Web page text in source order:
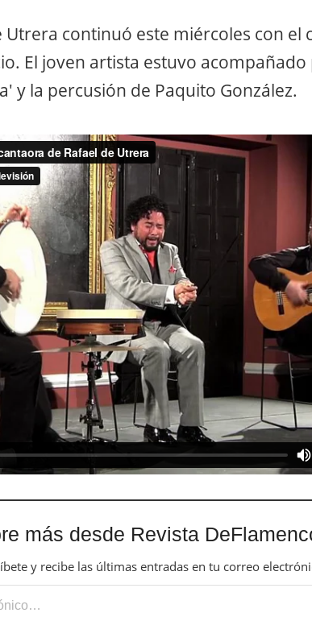
Utrera continuó este miércoles con el
El joven artista estuvo
y la percusión de Paquito González.
más desde Revista
y recibe las últimas entradas en tu correo